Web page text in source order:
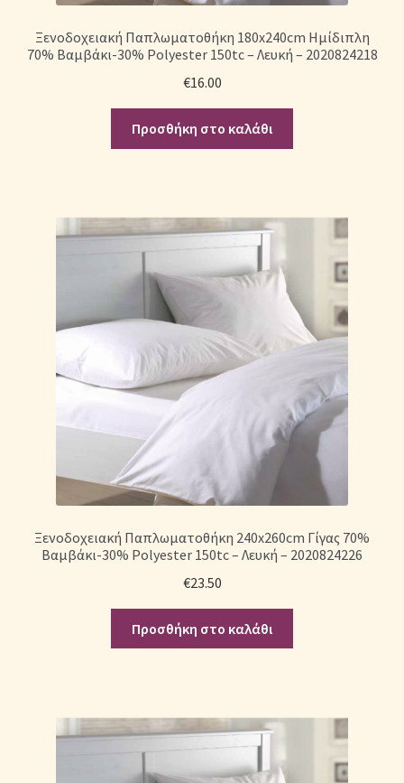
Ξενοδοχειακή Παπλωματοθήκη 180x240cm Ημίδιπλη
70% Βαμβάκι-30% Polyester 150tc – Λευκή – 2020824218
€16.00
Προσθήκη στο καλάθι
Ξενοδοχειακή Παπλωματοθήκη 240x260cm Γίγας 70%
Βαμβάκι-30% Polyester 150tc – Λευκή – 2020824226
€23.50
Προσθήκη στο καλάθι